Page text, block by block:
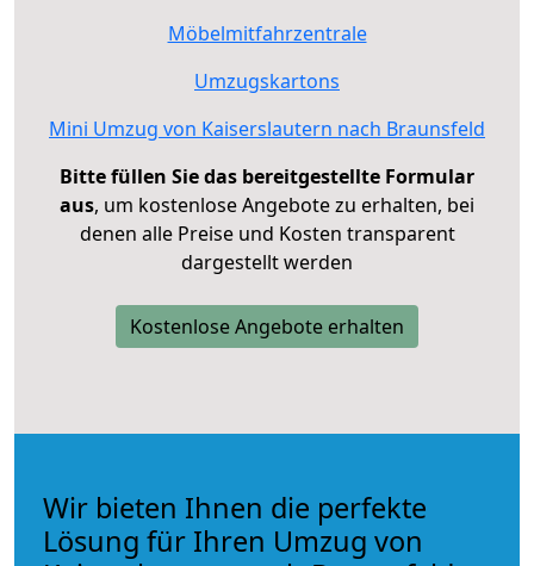
Möbelmitfahrzentrale
Umzugskartons
Mini Umzug von Kaiserslautern nach Braunsfeld
Bitte füllen Sie das bereitgestellte Formular
aus, um kostenlose Angebote zu erhalten, bei
denen alle Preise und Kosten transparent
dargestellt werden
Kostenlose Angebote erhalten
Wir bieten Ihnen die perfekte
Lösung für Ihren Umzug von